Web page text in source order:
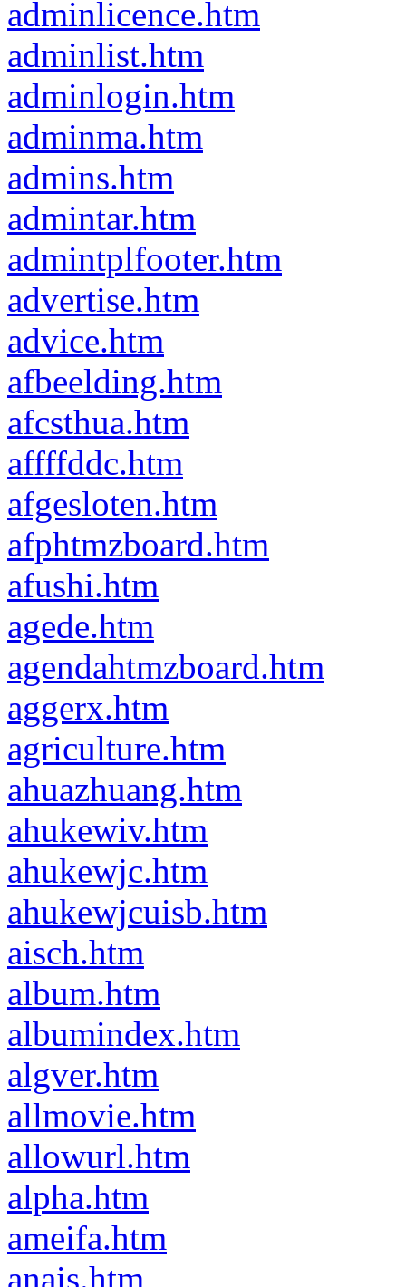
adminlicence.htm
adminlist.htm
adminlogin.htm
adminma.htm
admins.htm
admintar.htm
admintplfooter.htm
advertise.htm
advice.htm
afbeelding.htm
afcsthua.htm
affffddc.htm
afgesloten.htm
afphtmzboard.htm
afushi.htm
agede.htm
agendahtmzboard.htm
aggerx.htm
agriculture.htm
ahuazhuang.htm
ahukewiv.htm
ahukewjc.htm
ahukewjcuisb.htm
aisch.htm
album.htm
albumindex.htm
algver.htm
allmovie.htm
allowurl.htm
alpha.htm
ameifa.htm
anais.htm